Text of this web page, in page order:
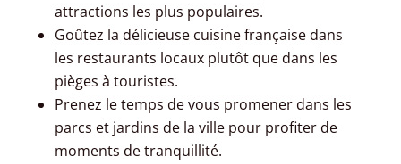
attractions les plus populaires.
Goûtez la délicieuse cuisine française dans
les restaurants locaux plutôt que dans les
pièges à touristes.
Prenez le temps de vous promener dans les
parcs et jardins de la ville pour profiter de
moments de tranquillité.